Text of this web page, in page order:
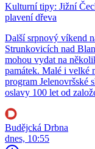
Kulturní tipy: Jižní
plavení dřeva
Další srpnový víkend
Strunkovicích nad
mohou vydat na
památek. Malé i velké
program Jelenovršské
oslavy 100 let od
Budějcká Drbna
dnes, 10:55